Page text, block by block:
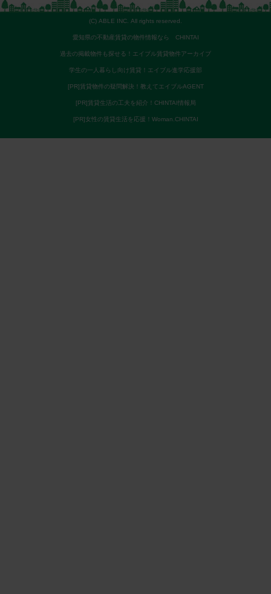
(C) ABLE INC. All rights reserved.
愛知県の不動産賃貸の物件情報なら CHINTAI
過去の掲載物件も探せる！エイブル賃貸物件アーカイブ
学生の一人暮らし向け賃貸！エイブル進学応援部
[PR]賃貸物件の疑問解決！教えてエイブルAGENT
[PR]賃貸生活の工夫を紹介！CHINTAI情報局
[PR]女性の賃貸生活を応援！Woman.CHINTAI